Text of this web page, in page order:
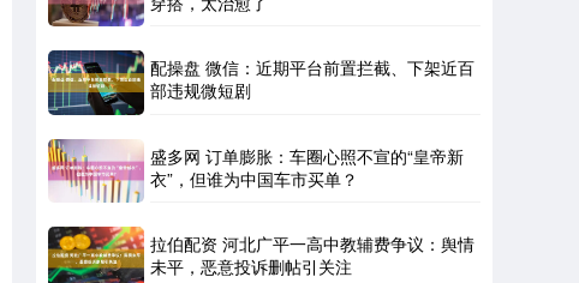
配操盘 微信：近期平台前置拦截、下架近百
部违规微短剧
盛多网 订单膨胀：车圈心照不宣的“皇帝新
衣”，但谁为中国车市买单？
拉伯配资 河北广平一高中教辅费争议：舆情
未平，恶意投诉删帖引关注